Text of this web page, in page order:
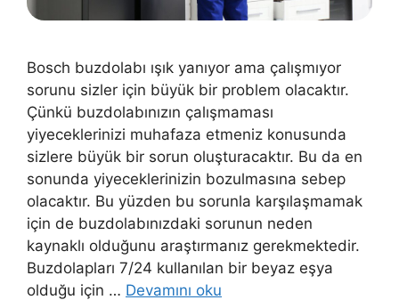
Bosch buzdolabı ışık yanıyor ama çalışmıyor
sorunu sizler için büyük bir problem olacaktır.
Çünkü buzdolabınızın çalışmaması
yiyeceklerinizi muhafaza etmeniz konusunda
sizlere büyük bir sorun oluşturacaktır. Bu da en
sonunda yiyeceklerinizin bozulmasına sebep
olacaktır. Bu yüzden bu sorunla karşılaşmamak
için de buzdolabınızdaki sorunun neden
kaynaklı olduğunu araştırmanız gerekmektedir.
Buzdolapları 7/24 kullanılan bir beyaz eşya
olduğu için … Devamını oku